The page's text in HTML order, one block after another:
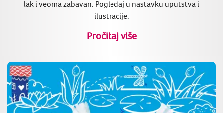
lak i veoma zabavan. Pogledaj u nastavku uputstva i
ilustracije.
Pročitaj više